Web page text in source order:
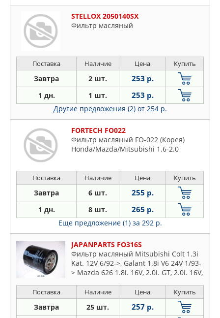
STELLOX 2050140SX
Фильтр масляный
Поставка Наличие Цена Купить
Завтра 2 шт. 253 р.
1 дн. 1 шт. 253 р.
Другие предложения (2) от 254 р.
FORTECH FO022
Фильтр масляный FO-022 (Корея)
Honda/Mazda/Mitsubishi 1.6-2.0
Поставка Наличие Цена Купить
Завтра 6 шт. 255 р.
1 дн. 8 шт. 265 р.
Еще предложение (1) за 292 р.
JAPANPARTS FO316S
Фильтр масляный Mitsubishi Colt 1.3i
Kat. 12V 6/92->, Galant 1.8i V6 24V 1/93-
> Mazda 626 1.8i. 16V, 2.0i. GT, 2.0i. 16V,
Поставка Наличие Цена Купить
Завтра 25 шт. 257 р.